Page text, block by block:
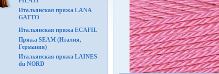
Итальянская пряжа LANA
GATTO
Итальянская пряжа ECAFIL
Пряжа SEAM (Италия,
Германия)
Итальянская пряжа LAINES
du NORD